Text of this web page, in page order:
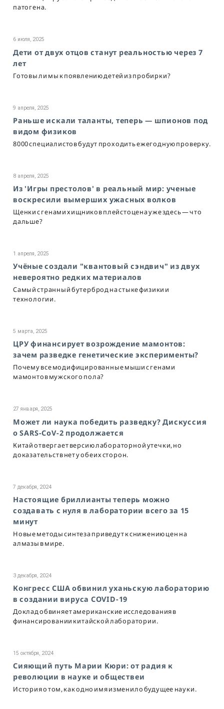
патогена.
6 июля, 2025
Дети от двух отцов станут реальностью через 7
лет
Готовы ли мы к появлению детей из пробирки?
9 апреля, 2025
Раньше искали таланты, теперь — шпионов под
видом физиков
8000 специалистов будут проходить ежегодную проверку.
8 апреля, 2025
Из 'Игры престолов' в реальный мир: ученые
воскресили вымерших ужасных волков
Щенки с генами хищников плейстоцена уже здесь — что
дальше?
1 апреля, 2025
Учёные создали "квантовый сэндвич" из двух
невероятно редких материалов
Самый странный бутерброд на стыке физики и
технологии.
5 марта, 2025
ЦРУ финансирует возрождение мамонтов:
зачем разведке генетические эксперименты?
Почему все модифицированные мыши с генами
мамонтов мужского пола?
27 января, 2025
Может ли наука победить разведку? Дискуссия
о SARS-CoV-2 продолжается
Китай отвергает версию лабораторной утечки, но
доказательств нет у обеих сторон.
7 декабря, 2024
Настоящие бриллианты теперь можно
создавать с нуля в лаборатории всего за 15
минут
Новые методы синтеза приведут к снижению цен на
алмазы в мире.
3 декабря, 2024
Конгресс США обвинил уханьскую лабораторию
в создании вируса COVID-19
Доклад обвиняет американские исследования в
финансировании китайской лаборатории.
15 октября, 2024
Сияющий путь Марии Кюри: от радия к
революции в науке и обществеи
История о том, как одно имя изменило будущее науки.